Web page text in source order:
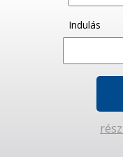
Indulás